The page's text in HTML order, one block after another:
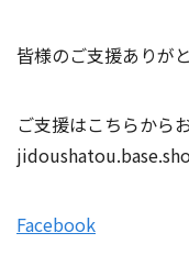
皆様のご支援ありが
ご支援はこちらから
Facebook